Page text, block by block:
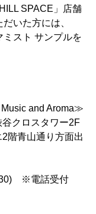
SPACE」店舗
いた方には、
ミスト サンプルを
and Aroma≫
クロスタワー2F
山通り方面出
※電話受付